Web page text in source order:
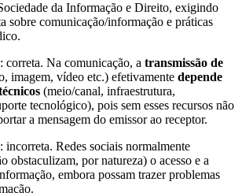
da Informação e Direito, exigindo
sobre comunicação/informação e práticas
: correta. Na comunicação, a transmissão de
imagem, vídeo etc.) efetivamente depende
(meio/canal, infraestrutura,
tecnológico), pois sem esses recursos não
a mensagem do emissor ao receptor.
: incorreta. Redes sociais normalmente
obstaculizam, por natureza) o acesso e a
embora possam trazer problemas